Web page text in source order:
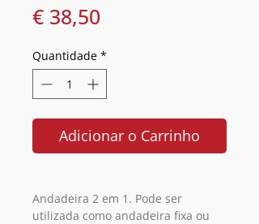
€ 38,50
Quantidade *
Adicionar o Carrinho
Andadeira 2 em 1. Pode ser
utilizada como andadeira fixa ou